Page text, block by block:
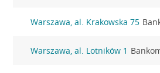
Warszawa, al. Krakowska 75
Warszawa, al. Lotników 1